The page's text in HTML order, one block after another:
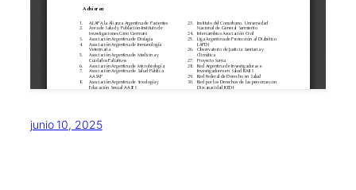
junio 10, 2025